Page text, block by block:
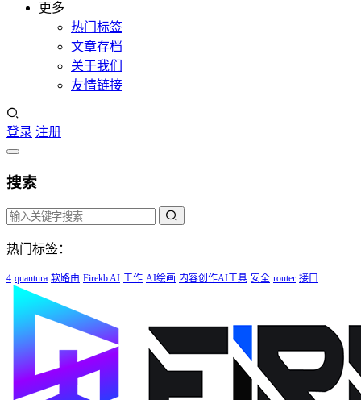
更多
热门标签
文章存档
关于我们
友情链接
登录 注册
搜索
热门标签：
4 quantura 软路由 Firekb AI 工作 AI绘画 内容创作AI工具 安全 router 接口